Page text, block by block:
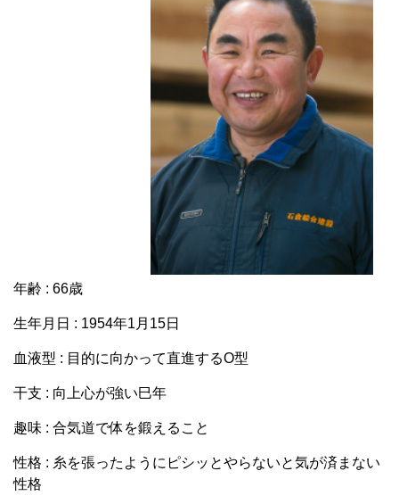
年齢 : 66歳
生年月日 : 1954年1月15日
血液型 : 目的に向かって直進するO型
干支 : 向上心が強い巳年
趣味 : 合気道で体を鍛えること
性格 : 糸を張ったようにピシッとやらないと気が済まない
性格